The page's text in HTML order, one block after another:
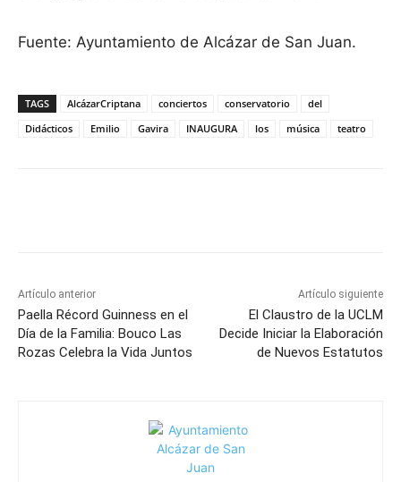
Fuente: Ayuntamiento de Alcázar de San Juan.
TAGS AlcázarCriptana conciertos conservatorio
del
Didácticos
Emilio Gavira INAUGURA los música teatro
Artículo anterior
Paella Récord Guinness en el
Día de la Familia: Bouco Las
Rozas Celebra la Vida Juntos
Artículo siguiente
El Claustro de la UCLM
Decide Iniciar la Elaboración
de Nuevos Estatutos